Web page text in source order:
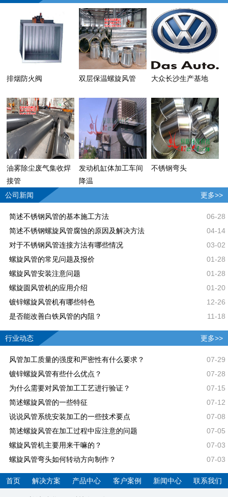
排烟防火阀 双层保温螺旋风管 大众长沙生产基地
油雾除尘废气集收焊
接管
发动机缸体加工车间
降温
不锈钢弯头
公司新闻 更多>>
简述不锈钢风管的基本施工方法
06-28
简述不锈钢螺旋风管腐蚀的原因及解决方法
04-14
对于不锈钢风管连接方法有哪些情况
03-02
螺旋风管的常见问题及报价
01-28
螺旋风管安装注意问题
01-28
螺旋圆风管机的应用介绍
01-20
镀锌螺旋风管机有哪些特色
12-26
是否能改善白铁风管的内阻？
11-18
行业动态 更多>>
风管加工质量的强度和严密性有什么要求？
07-29
镀锌螺旋风管有些什么优点？
07-28
为什么需要对风管加工工艺进行验证？
07-15
简述螺旋风管的一些特征
07-12
说说风管系统安装加工的一些技术要点
07-08
简述螺旋风管在加工过程中应注意的问题
07-05
螺旋风管机主要用来干嘛的？
07-03
螺旋风管弯头如何转动方向制作？
07-03
首页 解决方案 产品中心 客户案例 新闻中心 联系我们